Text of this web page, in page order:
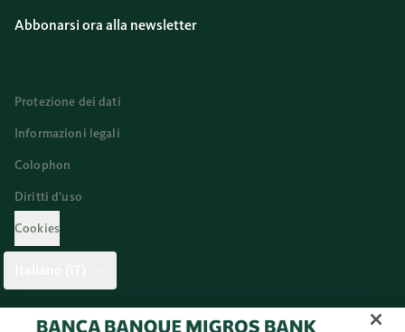
Abbonarsi ora alla newsletter
Protezione dei dati
Informazioni legali
Colophon
Diritti d’uso
Cookies